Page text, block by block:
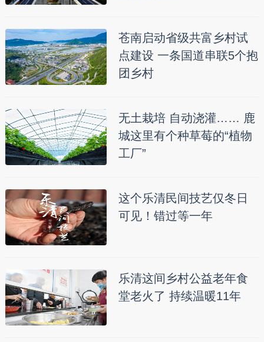
苍南启动省级共富乡村试
点建设 一条国道串联5个抱
团乡村
无土栽培 自动浇灌…… 鹿
城这里有个种草莓的“植物
工厂”
这个乐清民间技艺仅冬日
可见！错过等一年
乐清这间乡村公益老年食
堂老火了 持续温暖11年